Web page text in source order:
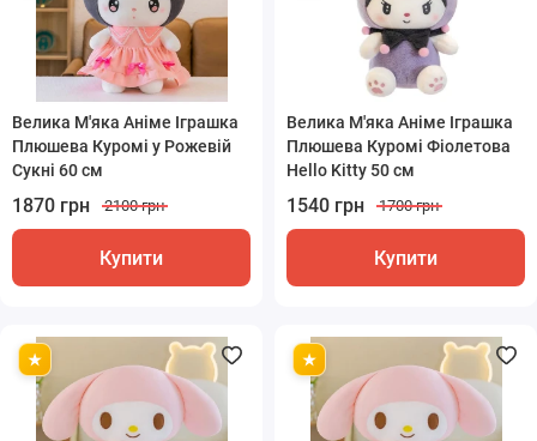
Велика М'яка Аніме Іграшка
Плюшева Куромі у Рожевій
Сукні 60 см
1870 грн 2100 грн
Купити
Велика М'яка Аніме Іграшка
Плюшева Куромі Фіолетова
Hello Kitty 50 см
1540 грн 1700 грн
Купити